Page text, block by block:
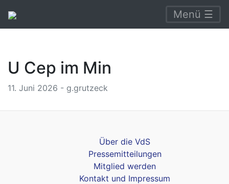
Menü ☰
U Cep im Min
11. Juni 2026 - g.grutzeck
Über die VdS
Pressemitteilungen
Mitglied werden
Kontakt und Impressum